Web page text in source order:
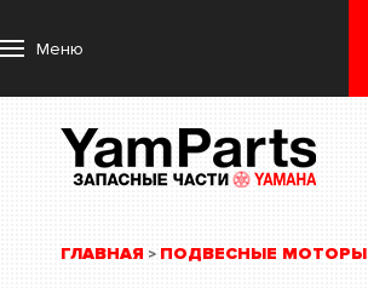
Меню
ГЛАВНАЯ > ПОДВЕСНЫЕ МОТОРЫ